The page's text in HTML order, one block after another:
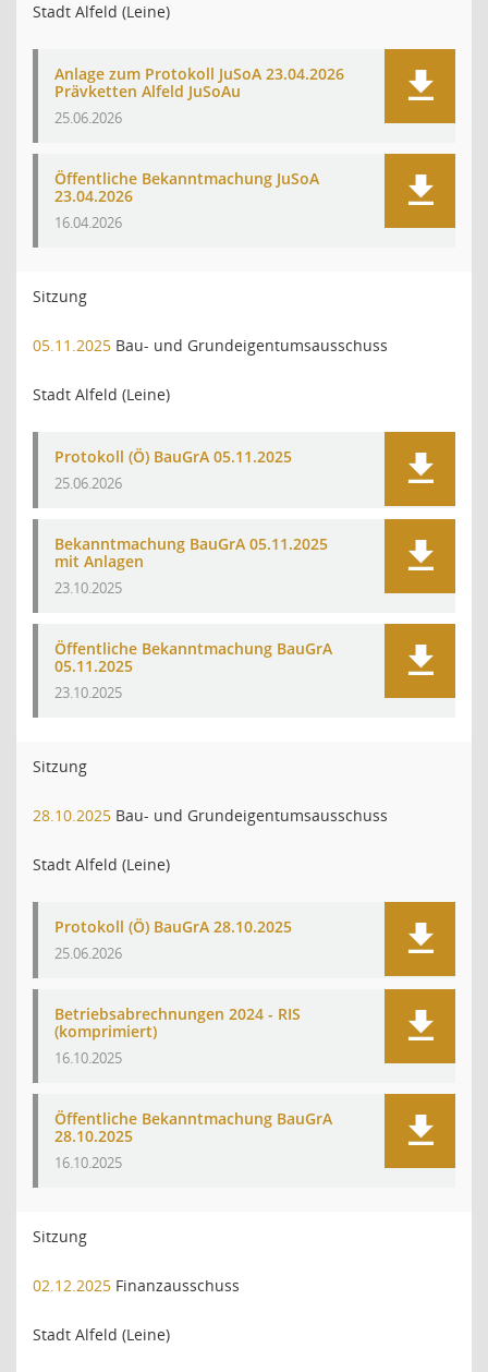
Stadt Alfeld (Leine)
Anlage zum Protokoll JuSoA 23.04.2026
Prävketten Alfeld JuSoAu
25.06.2026
Öffentliche Bekanntmachung JuSoA
23.04.2026
16.04.2026
Sitzung
05.11.2025 Bau- und Grundeigentumsausschuss
Stadt Alfeld (Leine)
Protokoll (Ö) BauGrA 05.11.2025
25.06.2026
Bekanntmachung BauGrA 05.11.2025
mit Anlagen
23.10.2025
Öffentliche Bekanntmachung BauGrA
05.11.2025
23.10.2025
Sitzung
28.10.2025 Bau- und Grundeigentumsausschuss
Stadt Alfeld (Leine)
Protokoll (Ö) BauGrA 28.10.2025
25.06.2026
Betriebsabrechnungen 2024 - RIS
(komprimiert)
16.10.2025
Öffentliche Bekanntmachung BauGrA
28.10.2025
16.10.2025
Sitzung
02.12.2025 Finanzausschuss
Stadt Alfeld (Leine)